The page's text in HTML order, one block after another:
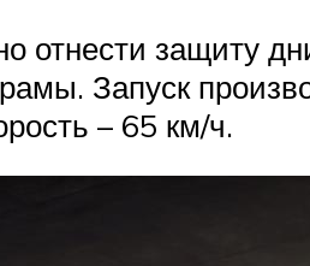
защиту
Запуск
– 65 км/ч.